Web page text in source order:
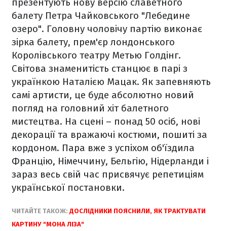
балету Петра Чайковського "Лебедине
озеро". Головну чоловічу партію виконає
зірка балету, прем'єр лондонського
Королівського театру Метью Голдінг.
Світова знаменитість станцює в парі з
українкою Наталією Мацак. Як запевняють
самі артисти, це буде абсолютно новий
погляд на головний хіт балетного
мистецтва. На сцені – понад 50 осіб, нові
декорації та вражаючі костюми, пошиті за
кордоном. Пара вже з успіхом об'їздила
Францію, Німеччину, Бельгію, Нідерланди і
зараз весь свій час присвячує репетиціям
української постановки.
ЧИТАЙТЕ ТАКОЖ: ДОСЛІДНИКИ ПОЯСНИЛИ, ЯК ТРАКТУВАТИ
КАРТИНУ "МОНА ЛІЗА"